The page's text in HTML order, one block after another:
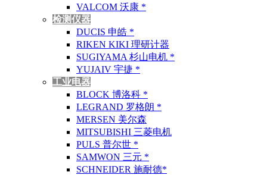
VALCOM 沃康 *
检测仪器
DUCIS 申皓 *
RIKEN KIKI 理研计器
SUGIYAMA 杉山电机 *
YUJAIV 宇捷 *
工业电器
BLOCK 博洛科 *
LEGRAND 罗格朗 *
MERSEN 美尔森
MITSUBISHI 三菱电机
PULS 普尔世 *
SAMWON 三元 *
SCHNEIDER 施耐德*